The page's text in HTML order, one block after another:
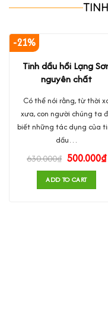
-21%
Tinh dầu hồi Lạng
nguyên chất
Có thể nói rằng, từ thời
xưa, con người chúng ta
biết những tác dụng của
dầu…
630.000₫ 500.000₫
ADD TO CART